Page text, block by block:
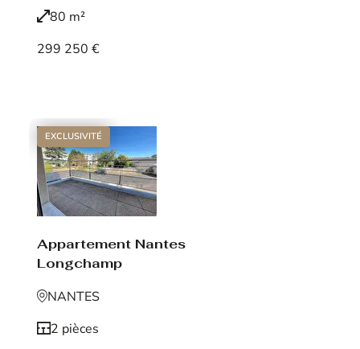
80 m²
299 250 €
EXCLUSIVITÉ
Appartement Nantes
Longchamp
NANTES
2 pièces